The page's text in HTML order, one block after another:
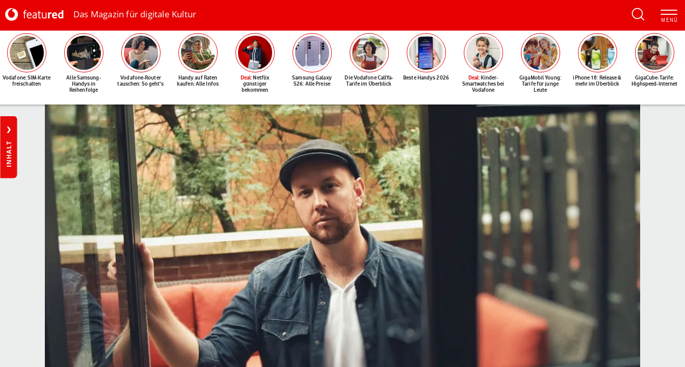
Das Magazin für digitale Kultur
Vodafone: SIM-Karte
freischalten
Alle Samsung-
Handys in
Reihenfolge
Vodafone-Router
tauschen: So geht's
Handy auf Raten
kaufen: Alle Infos
Deal: Netflix
günstiger
bekommen
Samsung Galaxy
S26: Alle Preise
Die Vodafone CallYa-
Tarife im Überblick
Beste Handys 2026 Deal: Kinder-
Smartwatches bei
Vodafone
GigaMobil Young:
Tarife für junge
Leute
iPhone 18: Release &
mehr im Überblick
GigaCube-Tarife:
Highspeed-Internet
INHALT